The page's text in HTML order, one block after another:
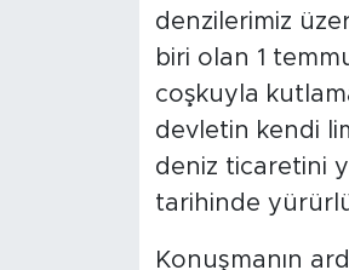
denzilerimiz
biri olan 1
coşkuyla
devletin kendi
deniz ticaretini
tarihinde
Konuşmanın